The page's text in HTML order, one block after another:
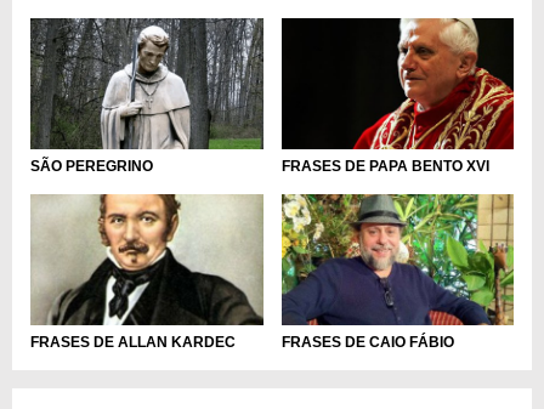
SÃO PEREGRINO FRASES DE PAPA BENTO XVI
FRASES DE ALLAN KARDEC FRASES DE CAIO FÁBIO